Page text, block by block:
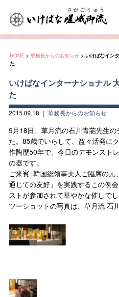
HOME > 華務長からのお知らせ > いけばなイン
た
いけばなインターナショナル
た
2015.09.18 ｜ 華務長からのお知らせ
9月18日、草月流の石川青葩先生
た。85歳でいらして、益々活発に
作陶歴50年で、今日のデモンスト
の器です。
ご来賓 韓国総領事夫人ご臨席の元
通じての友好」を実践するこの例
ストが参加されて華やかな催しでし
ツーショットの写真は、草月流 石